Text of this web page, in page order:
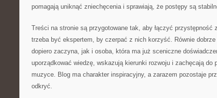
pomagają uniknąć zniechęcenia i sprawiają, że postępy są
Treści na stronie są przygotowane tak, aby łączyć przystępność
trzeba być ekspertem, by czerpać z nich korzyść. Równie
dopiero zaczyna, jak i osoba, która ma już sceniczne
uporządkować wiedzę, wskazują kierunki rozwoju i zachęcają do
muzyce. Blog ma charakter inspiracyjny, a zarazem pozostaje
odkryć.